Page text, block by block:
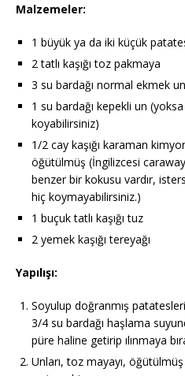
Malzemeler:
1 büyük ya da iki küçük
2 tatlı kaşığı toz pakmaya
3 su bardağı normal ekmek
1 su bardağı kepekli un
koyabilirsiniz)
1/2 cay kaşığı karaman
öğütülmüş (İngilizcesi
benzer bir kokusu vardır,
hiç koymayabilirsiniz.)
1 buçuk tatlı kaşığı tuz
2 yemek kaşığı tereyağı
Yapılışı:
Soyulup doğranmış
3/4 su bardağı haşlama
püre haline getirip ılınmaya
Unları, toz mayayı,